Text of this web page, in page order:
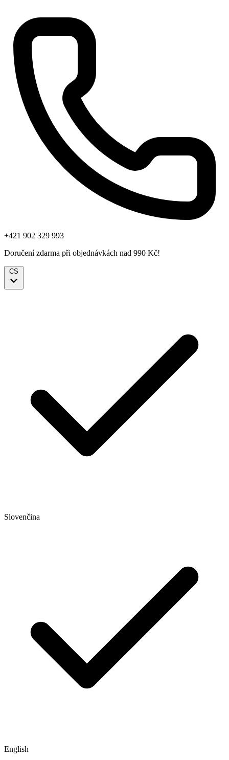
+421 902 329 993
Doručení zdarma při objednávkách nad 990 Kč!
CS
Slovenčina
English